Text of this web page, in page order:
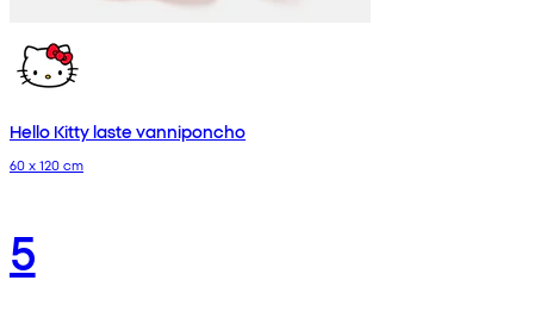
Hello Kitty laste vanniponcho
60 x 120 cm
5